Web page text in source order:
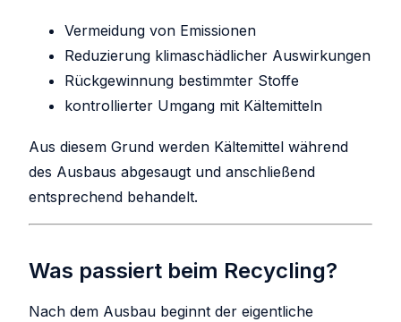
Vermeidung von Emissionen
Reduzierung klimaschädlicher Auswirkungen
Rückgewinnung bestimmter Stoffe
kontrollierter Umgang mit Kältemitteln
Aus diesem Grund werden Kältemittel während
des Ausbaus abgesaugt und anschließend
entsprechend behandelt.
Was passiert beim Recycling?
Nach dem Ausbau beginnt der eigentliche